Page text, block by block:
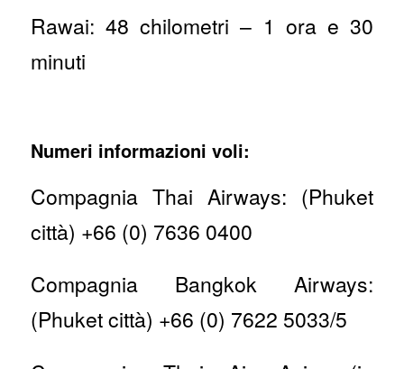
Rawai: 48 chilometri – 1 ora e 30
minuti
Numeri informazioni voli:
Compagnia Thai Airways: (Phuket
città) +66 (0) 7636 0400
Compagnia Bangkok Airways:
(Phuket città) +66 (0) 7622 5033/5